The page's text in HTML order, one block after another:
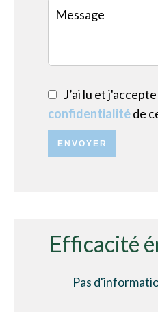
J’ai lu et j'accepte
confidentialitéde
ENVOYER
Efficacité
Pas